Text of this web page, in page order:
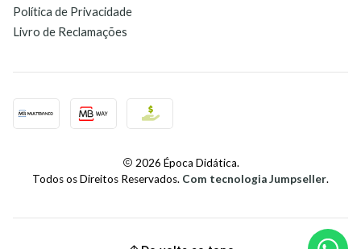
Política de Privacidade
Livro de Reclamações
2026 Época Didática.
Todos os Direitos Reservados. Com tecnologia Jumpseller.